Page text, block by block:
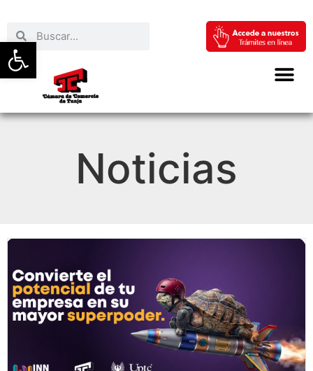
Abrir barra de herramientas
Noticias